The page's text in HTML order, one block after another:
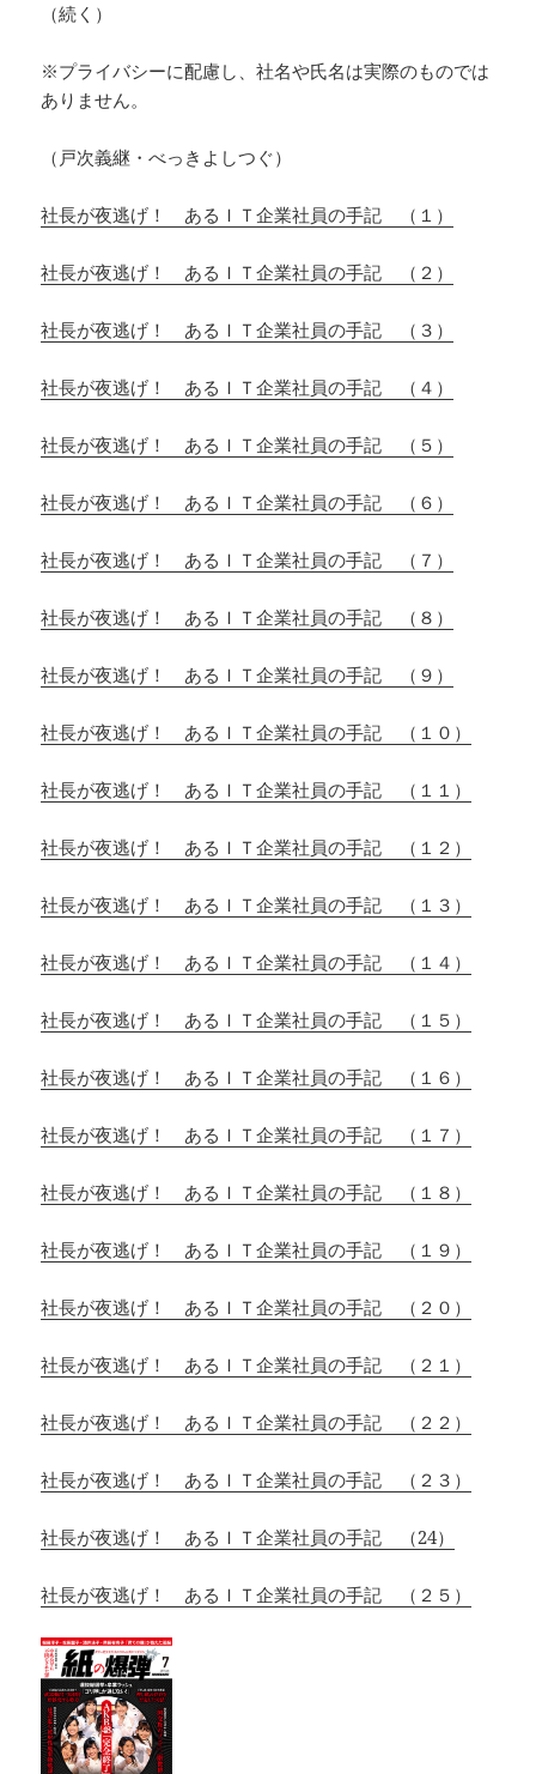
（続く）
※プライバシーに配慮し、社名や氏名は実際のものでは
ありません。
（戸次義継・べっきよしつぐ）
社長が夜逃げ！ あるＩＴ企業社員の手記 （１）
社長が夜逃げ！ あるＩＴ企業社員の手記 （２）
社長が夜逃げ！ あるＩＴ企業社員の手記 （３）
社長が夜逃げ！ あるＩＴ企業社員の手記 （４）
社長が夜逃げ！ あるＩＴ企業社員の手記 （５）
社長が夜逃げ！ あるＩＴ企業社員の手記 （６）
社長が夜逃げ！ あるＩＴ企業社員の手記 （７）
社長が夜逃げ！ あるＩＴ企業社員の手記 （８）
社長が夜逃げ！ あるＩＴ企業社員の手記 （９）
社長が夜逃げ！ あるＩＴ企業社員の手記 （１０）
社長が夜逃げ！ あるＩＴ企業社員の手記 （１１）
社長が夜逃げ！ あるＩＴ企業社員の手記 （１２）
社長が夜逃げ！ あるＩＴ企業社員の手記 （１３）
社長が夜逃げ！ あるＩＴ企業社員の手記 （１４）
社長が夜逃げ！ あるＩＴ企業社員の手記 （１５）
社長が夜逃げ！ あるＩＴ企業社員の手記 （１６）
社長が夜逃げ！ あるＩＴ企業社員の手記 （１７）
社長が夜逃げ！ あるＩＴ企業社員の手記 （１８）
社長が夜逃げ！ あるＩＴ企業社員の手記 （１９）
社長が夜逃げ！ あるＩＴ企業社員の手記 （２０）
社長が夜逃げ！ あるＩＴ企業社員の手記 （２１）
社長が夜逃げ！ あるＩＴ企業社員の手記 （２２）
社長が夜逃げ！ あるＩＴ企業社員の手記 （２３）
社長が夜逃げ！ あるＩＴ企業社員の手記 （24）
社長が夜逃げ！ あるＩＴ企業社員の手記 （２５）